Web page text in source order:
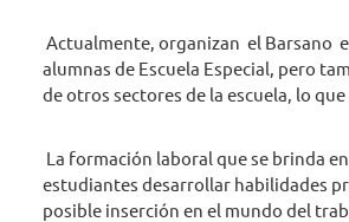
Actualmente, organizan el Barsano
alumnas de Escuela Especial, pero
de otros sectores de la escuela, lo
La formación laboral que se brinda
estudiantes desarrollar habilidades
posible inserción en el mundo del